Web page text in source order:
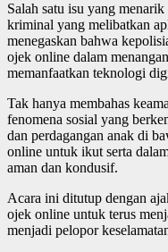
Salah satu isu yang
kriminal yang melibatkan
menegaskan bahwa
ojek online dalam
memanfaatkan teknologi
Tak hanya membahas
fenomena sosial yang
dan perdagangan anak di
online untuk ikut serta
aman dan kondusif.
Acara ini ditutup dengan
ojek online untuk terus
menjadi pelopor